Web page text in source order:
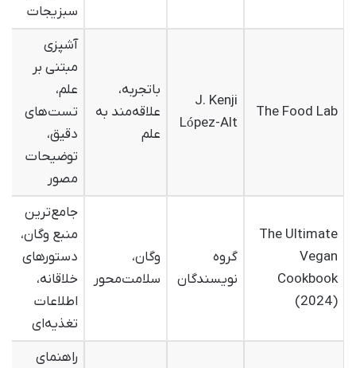
سبزیجات
The Food Lab
J. Kenji
López-Alt
باتجربه،
علاقه‌مند به
علم
آشپزی
مبتنی بر
علم،
تست‌های
دقیق،
توضیحات
مصور
The Ultimate
Vegan
Cookbook
(2024)
گروه
نویسندگان
وگان،
سلامت‌محور
جامع‌ترین
منبع وگان،
دستورهای
خلاقانه،
اطلاعات
تغذیه‌ای
راهنمای